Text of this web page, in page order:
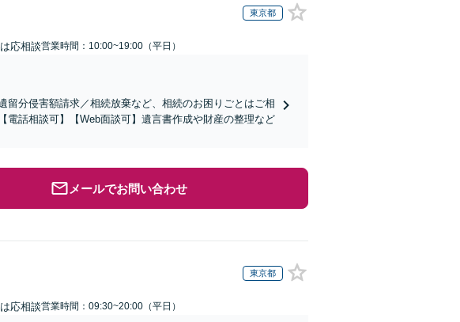
東京都
応相談営業時間：10:00~19:00（平日）
留分侵害額請求／相続放棄など、相続のお困りごとはご相
話相談可】【Web面談可】遺言書作成や財産の整理など
メールでお問い合わせ
東京都
応相談営業時間：09:30~20:00（平日）